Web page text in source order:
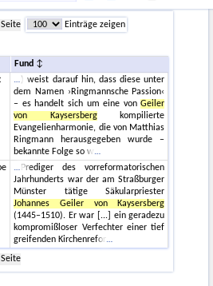
Einträge zeigen
Fund
) weist darauf hin, dass diese unter
dem Namen ›Ringmannsche Passion‹
– es handelt sich um eine vonGeiler
von Kaysersbergkompilierte
Evangelienharmonie, die von Matthias
Ringmann herausgegeben wurde –
bekannte Folge so w
Prediger des vorreformatorischen
Jahrhunderts war der am Straßburger
Münster tätige Säkularpriester
Johannes Geiler von Kaysersberg
(1445–1510). Er war [...] ein geradezu
kompromißloser Verfechter einer tief
greifenden Kirchenrefor